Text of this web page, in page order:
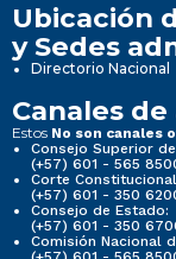
Ubicación
y Sedes
Directorio Nacional
Canales
Estos No son canales
Consejo Superior
(+57) 601 - 565
Corte
(+57) 601 - 350
Consejo de Estado:
(+57) 601 - 350
Comisión Nacional